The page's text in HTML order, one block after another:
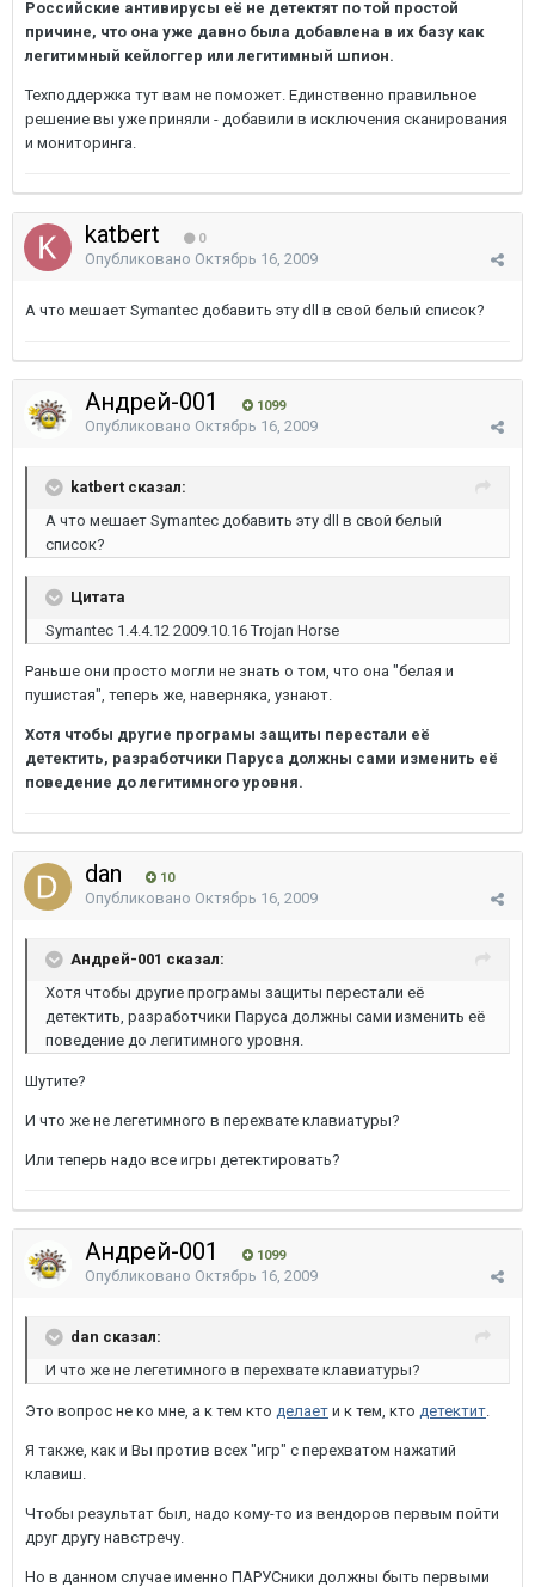
Российские антивирусы её не детектят по той простой
причине, что она уже давно была добавлена в их базу как
легитимный кейлоггер или легитимный шпион.
Техподдержка тут вам не поможет. Единственно правильное
решение вы уже приняли - добавили в исключения сканирования
и мониторинга.
katbert 0
Опубликовано Октябрь 16, 2009
А что мешает Symantec добавить эту dll в свой белый список?
Андрей-001 1099
Опубликовано Октябрь 16, 2009
katbert сказал:
А что мешает Symantec добавить эту dll в свой белый
список?
Цитата
Symantec 1.4.4.12 2009.10.16 Trojan Horse
Раньше они просто могли не знать о том, что она "белая и
пушистая", теперь же, наверняка, узнают.
Хотя чтобы другие програмы защиты перестали её
детектить, разработчики Паруса должны сами изменить её
поведение до легитимного уровня.
dan 10
Опубликовано Октябрь 16, 2009
Андрей-001 сказал:
Хотя чтобы другие програмы защиты перестали её
детектить, разработчики Паруса должны сами изменить её
поведение до легитимного уровня.
Шутите?
И что же не легетимного в перехвате клавиатуры?
Или теперь надо все игры детектировать?
Андрей-001 1099
Опубликовано Октябрь 16, 2009
dan сказал:
И что же не легетимного в перехвате клавиатуры?
Это вопрос не ко мне, а к тем кто делает и к тем, кто детектит.
Я также, как и Вы против всех "игр" с перехватом нажатий
клавиш.
Чтобы результат был, надо кому-то из вендоров первым пойти
друг другу навстречу.
Но в данном случае именно ПАРУСники должны быть первыми